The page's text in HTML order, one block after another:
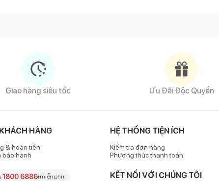
Phao bơi đỡ cổ họa tiết trái cây
trong quá trình bơi; không bị phai màu, biến dạng khi tiếp xúc lâu
chủ động bơm hơi hoặc xả hơi để gấp gọn khi cần, tiện lợi
Giao hàng siêu tốc Ưu Đãi Độc Quyền
HÀNG
& hoàn tiền
bảo hành
1800 6886(miễn phí)
HỆ THỐNG TIỆN ÍCH
Kiểm tra đơn hàng
Phương thức thanh toán
KẾT NỐI VỚI CHÚNG TÔI